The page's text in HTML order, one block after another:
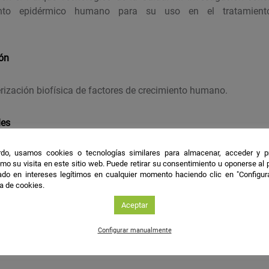
epidérmico humano para su uso en el
biofísica de factores de crecimiento humano.
empleando un método sencillo y reproducible,
funcionales.
me ha acompañado la curiosidad por entender cómo
usamos cookies o tecnologías similares para almacenar, acceder y
su visita en este sitio web. Puede retirar su consentimiento u oponerse al
en intereses legítimos en cualquier momento haciendo clic en
de cookies.
Aceptar
Configurar manualmente